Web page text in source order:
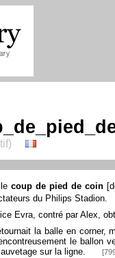
coup de pied de coin [
du Philips Stadion.
Evra, contré par Alex,
la balle en corner,
le ballon
sur la ligne.